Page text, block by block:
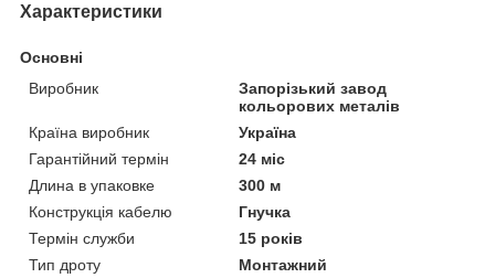
Характеристики
Основні
Виробник
Запорізький завод
кольорових металів
Країна виробник
Україна
Гарантійний термін
24 міс
Длина в упаковке
300 м
Конструкція кабелю
Гнучка
Термін служби
15 років
Тип дроту
Монтажний